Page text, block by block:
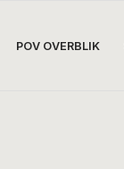
POV OVERBLIK